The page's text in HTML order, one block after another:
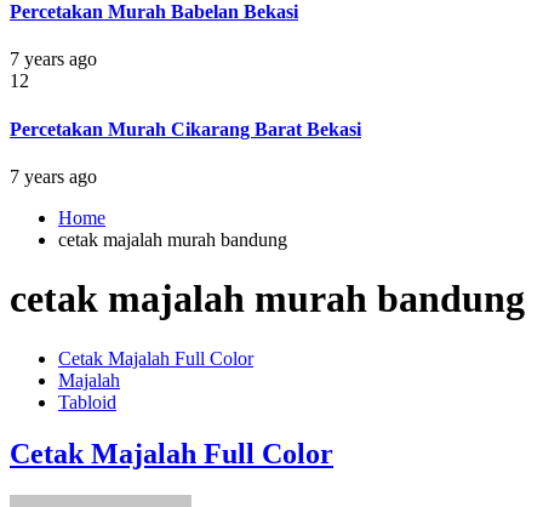
Percetakan Murah Babelan Bekasi
7 years ago
12
Percetakan Murah Cikarang Barat Bekasi
7 years ago
Home
cetak majalah murah bandung
cetak majalah murah bandung
Cetak Majalah Full Color
Majalah
Tabloid
Cetak Majalah Full Color